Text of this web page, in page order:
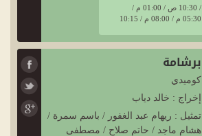
12:30 ص / 10:30 ص / 01:00 م /
03:15 م / 05:30 م / 08:00 م / 10:15
برشامة
كوميدي
إخراج : خالد دياب
تمثيل : ريهام عبد الغفور / باسم سمرة /
هشام ماجد / حاتم صلاح / مصطفى